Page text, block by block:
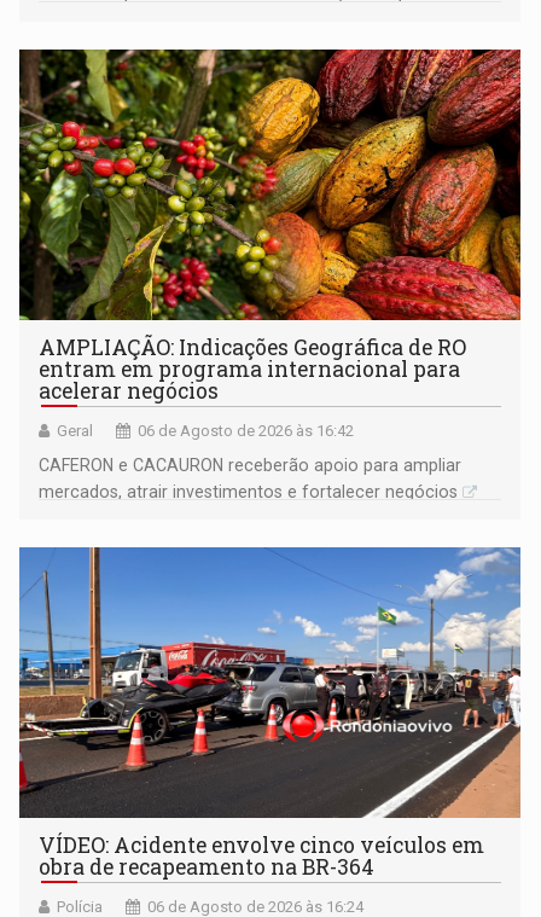
AMPLIAÇÃO: Indicações Geográfica de RO
entram em programa internacional para
acelerar negócios
Geral 06 de Agosto de 2026 às 16:42
CAFERON e CACAURON receberão apoio para ampliar
mercados, atrair investimentos e fortalecer negócios
VÍDEO: Acidente envolve cinco veículos em
obra de recapeamento na BR-364
Polícia 06 de Agosto de 2026 às 16:24